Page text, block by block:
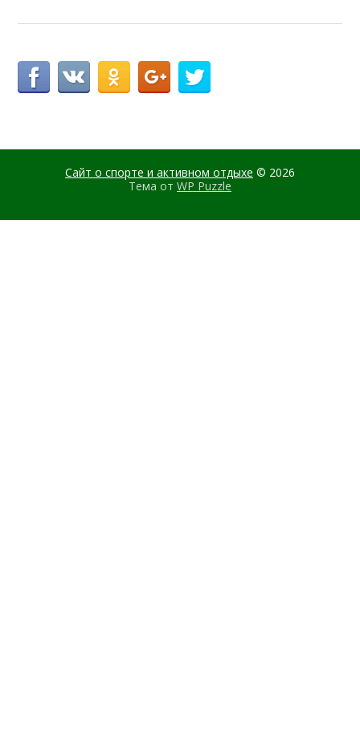
Сайт о спорте и активном отдыхе © 2026
Тема от WP Puzzle